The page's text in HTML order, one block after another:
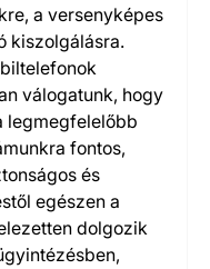
a versenyképes
kiszolgálásra.
válogatunk, hogy
legmegfelelőbb
fontos,
és
egészen a
dolgozik